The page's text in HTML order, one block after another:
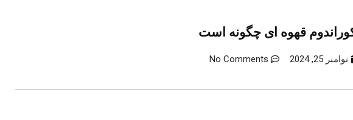
کوراندوم قهوه ای چگونه است
نوامبر 25, 2024 No Comments